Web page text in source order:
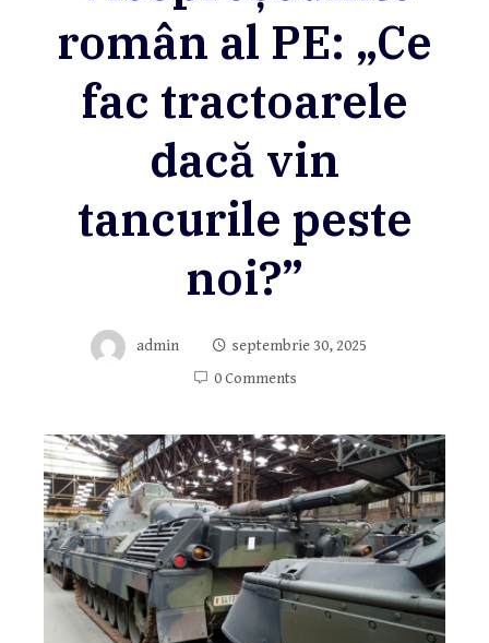
român al PE: „Ce
fac tractoarele
dacă vin
tancurile peste
noi?”
admin
septembrie 30, 2025
0 Comments